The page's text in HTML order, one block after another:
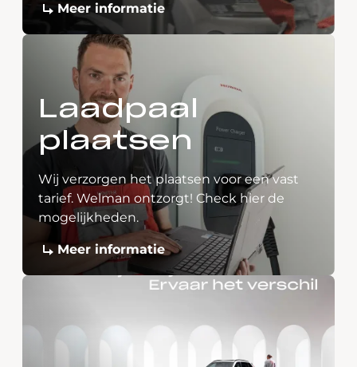
Meer informatie
Laadpaal
plaatsen
Wij verzorgen het plaatsen voor een vast
tarief. Welman ontzorgt! Check hier de
mogelijkheden.
Meer informatie